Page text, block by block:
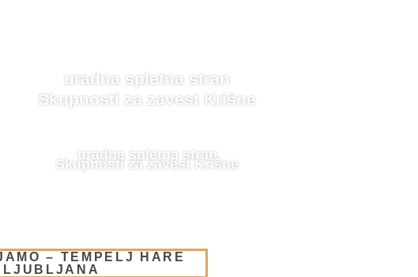
uradna spletna stran
Skupnosti za zavest Krišne
uradna spletna stran
Skupnosti za zavest Krišne
– TEMPELJ HARE
LJUBLJANA